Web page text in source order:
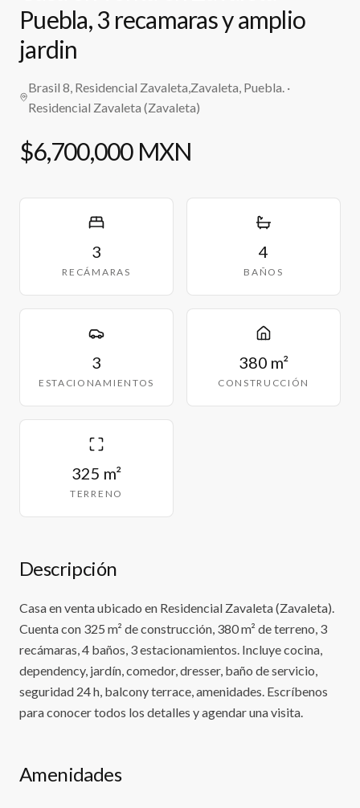
Puebla, 3 recamaras y amplio
jardin
Brasil 8, Residencial Zavaleta,Zavaleta, Puebla. ·
Residencial Zavaleta (Zavaleta)
$6,700,000 MXN
3
RECÁMARAS
4
BAÑOS
3
ESTACIONAMIENTOS
380 m²
CONSTRUCCIÓN
325 m²
TERRENO
Descripción
Casa en venta ubicado en Residencial Zavaleta (Zavaleta).
Cuenta con 325 m² de construcción, 380 m² de terreno, 3
recámaras, 4 baños, 3 estacionamientos. Incluye cocina,
dependency, jardín, comedor, dresser, baño de servicio,
seguridad 24 h, balcony terrace, amenidades. Escríbenos
para conocer todos los detalles y agendar una visita.
Amenidades